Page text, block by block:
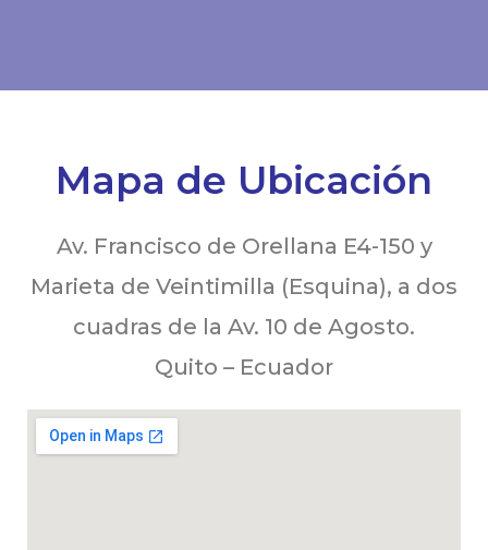
Mapa de Ubicación
Av. Francisco de Orellana E4-150 y
Marieta de Veintimilla (Esquina), a dos
cuadras de la Av. 10 de Agosto.
Quito – Ecuador